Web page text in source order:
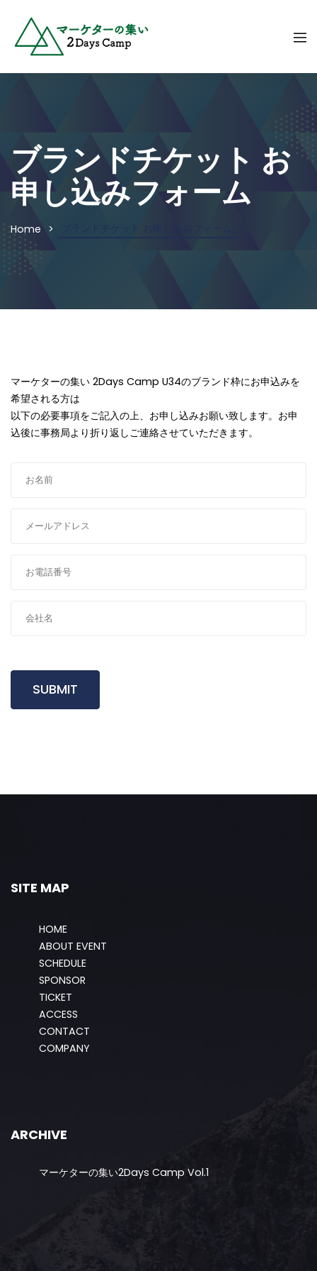
ブランドチケット お
申し込みフォーム
Home
マーケターの集い 2Days Camp U34のブランド枠にお申込みを
希望される方は
以下の必要事項をご記入の上、お申し込みお願い致します。お申
込後に事務局より折り返しご連絡させていただきます。
SITE MAP
HOME
ABOUT EVENT
SCHEDULE
SPONSOR
TICKET
ACCESS
CONTACT
COMPANY
ARCHIVE
マーケターの集い2Days Camp Vol.1